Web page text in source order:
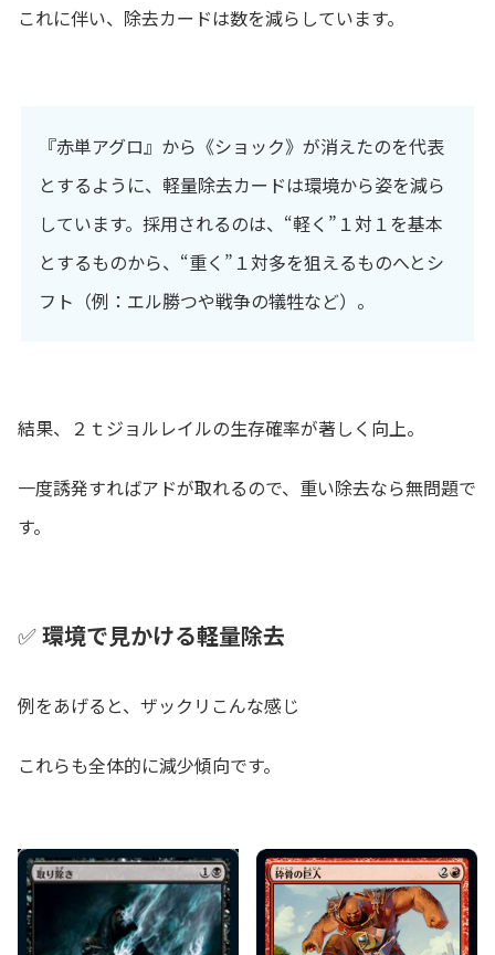
これに伴い、除去カードは数を減らしています。
『赤単アグロ』から《ショック》が消えたのを代表
とするように、軽量除去カードは環境から姿を減ら
しています。採用されるのは、“軽く”１対１を基本
とするものから、“重く”１対多を狙えるものへとシ
フト（例：エル勝つや戦争の犠牲など）。
結果、２ｔジョルレイルの生存確率が著しく向上。
一度誘発すればアドが取れるので、重い除去なら無問題で
す。
✅環境で見かける軽量除去
例をあげると、ザックリこんな感じ
これらも全体的に減少傾向です。